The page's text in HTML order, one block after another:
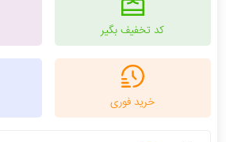
کد تخفیف بگیر
خرید فوری